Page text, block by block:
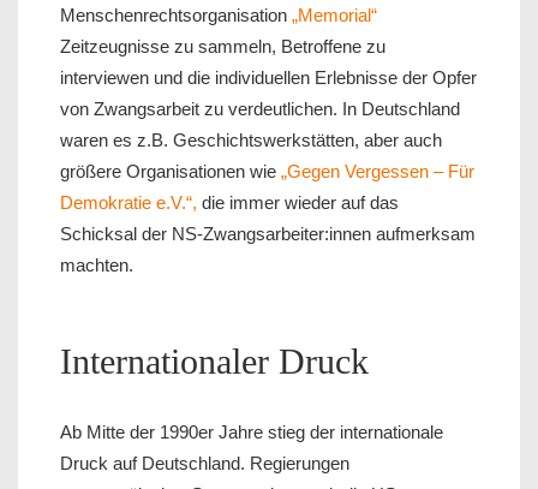
Menschenrechtsorganisation „Memorial“
Zeitzeugnisse zu sammeln, Betroffene zu
interviewen und die individuellen Erlebnisse der Opfer
von Zwangsarbeit zu verdeutlichen. In Deutschland
waren es z.B. Geschichtswerkstätten, aber auch
größere Organisationen wie „Gegen Vergessen – Für
Demokratie e.V.“, die immer wieder auf das
Schicksal der NS-Zwangsarbeiter:innen aufmerksam
machten.
Internationaler Druck
Ab Mitte der 1990er Jahre stieg der internationale
Druck auf Deutschland. Regierungen